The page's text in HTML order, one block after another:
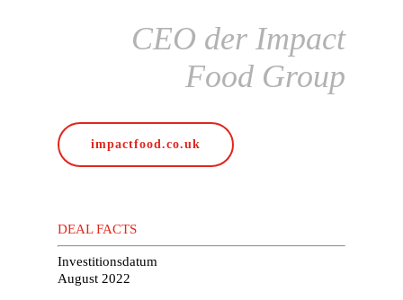
CEO der Impact
Food Group
impactfood.co.uk
DEAL FACTS
Investitionsdatum
August 2022